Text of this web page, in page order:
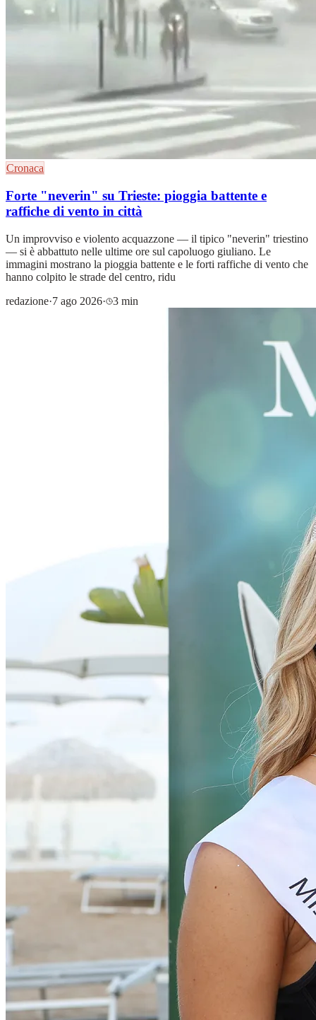
Cronaca
Forte "neverin" su Trieste: pioggia battente e
raffiche di vento in città
Un improvviso e violento acquazzone — il tipico "neverin" triestino
— si è abbattuto nelle ultime ore sul capoluogo giuliano. Le
immagini mostrano la pioggia battente e le forti raffiche di vento che
hanno colpito le strade del centro, ridu
redazione·7 ago 2026· 3 min